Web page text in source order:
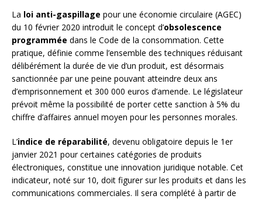
La loi anti-gaspillage pour une économie circulaire (AGEC)
du 10 février 2020 introduit le concept d’obsolescence
programmée dans le Code de la consommation. Cette
pratique, définie comme l’ensemble des techniques réduisant
délibérément la durée de vie d’un produit, est désormais
sanctionnée par une peine pouvant atteindre deux ans
d’emprisonnement et 300 000 euros d’amende. Le législateur
prévoit même la possibilité de porter cette sanction à 5% du
chiffre d’affaires annuel moyen pour les personnes morales.
L’indice de réparabilité, devenu obligatoire depuis le 1er
janvier 2021 pour certaines catégories de produits
électroniques, constitue une innovation juridique notable. Cet
indicateur, noté sur 10, doit figurer sur les produits et dans les
communications commerciales. Il sera complété à partir de